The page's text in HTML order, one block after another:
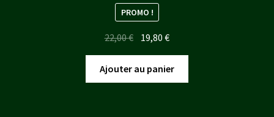
PROMO !
22,00€ Le
initial
était :
19,80€Le
actuel
est :
Ajouter au panier